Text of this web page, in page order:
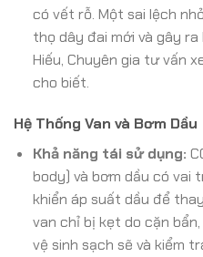
có vết rỗ. Một sai lệch
thọ dây đai mới và gây ra
Hiếu, Chuyên gia tư vấn
cho biết.
Hệ Thống Van và Bơm Dầu
Khả năng tái sử dụng:
body) và bơm dầu có vai
khiển áp suất dầu để
van chỉ bị kẹt do cặn
vệ sinh sạch sẽ và kiểm